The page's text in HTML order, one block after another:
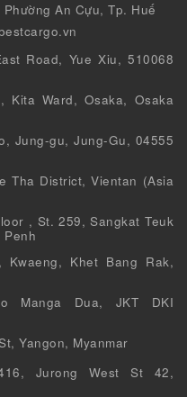
An Cựu, Tp. Huế
Road, Yue Xiu, 510068
Kita Ward, Osaka, Osaka
Jung-gu, Jung-Gu, 04555
Tha District, Vientan (Asia
, St. 259, Sangkat Teuk
Penh
Khet Bang Rak,
Manga Dua, JKT DKI
Yangon, Myanmar
Jurong West St 42,